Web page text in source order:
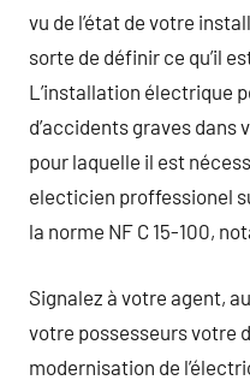
vu de l’état de votre
sorte de définir ce qu’il
L’installation électrique
d’accidents graves dans
pour laquelle il est
electicien proffessionel
la norme NF C 15-100,
Signalez à votre agent,
votre possesseurs votre
modernisation de